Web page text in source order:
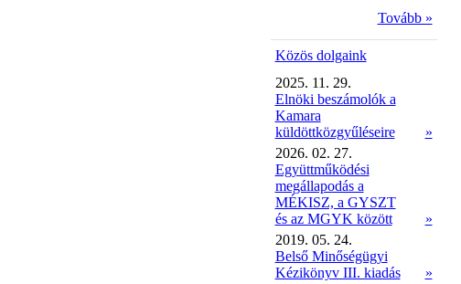
Tovább »
Közös dolgaink
2025. 11. 29.
Elnöki beszámolók a
Kamara
küldöttközgyűléseire
»
2026. 02. 27.
Együttműködési
megállapodás a
MÉKISZ, a GYSZT
és az MGYK között
»
2019. 05. 24.
Belső Minőségügyi
Kézikönyv III. kiadás
»